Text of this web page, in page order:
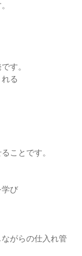
す。
る
ことです。
学び
がらの仕入れ管